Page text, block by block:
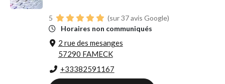
5
(sur 37 avis Google)
Horaires non communiqués
2 rue des mesanges
57290 FAMECK
+33382591167